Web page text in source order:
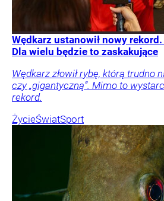
Wędkarz ustanowił nowy rekord.
Dla wielu będzie to zaskakujące
Wędkarz złowił rybę, którą trudno
czy „gigantyczną”. Mimo to
rekord.
ŻycieŚwiatSport